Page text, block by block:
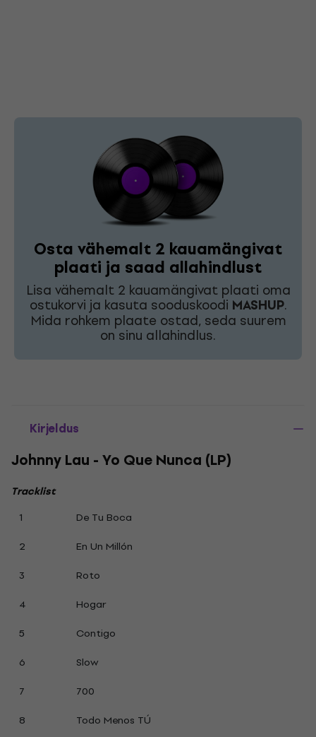
Osta vähemalt 2 kauamängivat
plaati ja saad allahindlust
Lisa vähemalt 2 kauamängivat plaati oma
ostukorvi ja kasuta sooduskoodi MASHUP.
Mida rohkem plaate ostad, seda suurem
on sinu allahindlus.
Kirjeldus
Johnny Lau - Yo Que Nunca (LP)
Tracklist
1
De Tu Boca
2
En Un Millón
3
Roto
4
Hogar
5
Contigo
6
Slow
7
700
8
Todo Menos TÚ